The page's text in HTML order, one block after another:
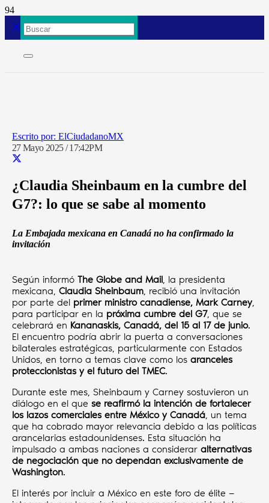
ElCiudadanoMX
27 Mayo 2025 / 17:42PM
¿Claudia Sheinbaum en la cumbre del
G7?: lo que se sabe al momento
La Embajada mexicana en Canadá no ha confirmado la
invitación
Según informó The Globe and Mail, la presidenta
mexicana, Claudia Sheinbaum, recibió una invitación
por parte del primer ministro canadiense, Mark Carney,
para participar en la próxima cumbre del G7, que se
celebrará en Kananaskis, Canadá, del 15 al 17 de junio.
El encuentro podría abrir la puerta a conversaciones
bilaterales estratégicas, particularmente con Estados
Unidos, en torno a temas clave como los aranceles
proteccionistas y el futuro del TMEC.
Durante este mes, Sheinbaum y Carney sostuvieron un
diálogo en el que se reafirmó la intención de fortalecer
los lazos comerciales entre México y Canadá, un tema
que ha cobrado mayor relevancia debido a las políticas
arancelarias estadounidenses. Esta situación ha
impulsado a ambas naciones a considerar alternativas
de negociación que no dependan exclusivamente de
Washington.
El interés por incluir a México en este foro de élite —